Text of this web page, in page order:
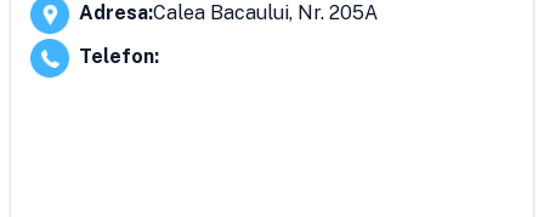
Adresa:Calea Bacaului, Nr. 205A
Telefon: